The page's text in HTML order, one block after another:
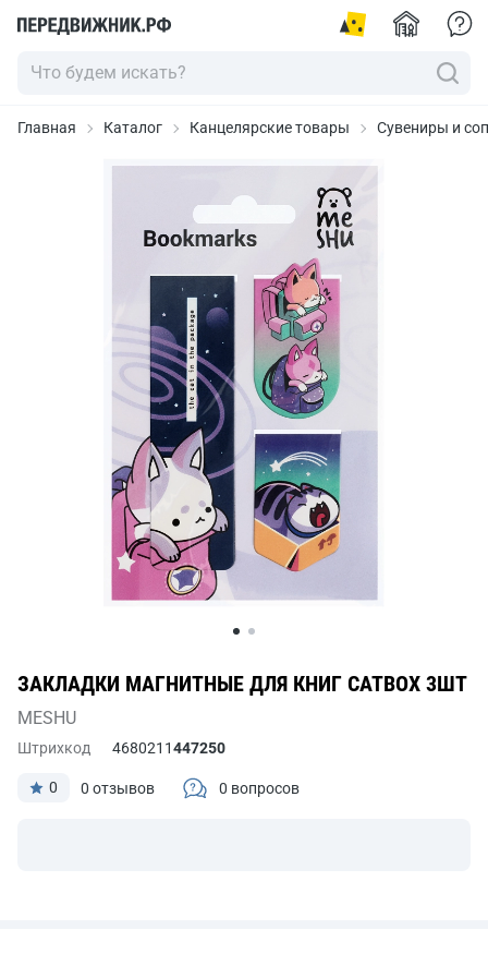
Главная Каталог Канцелярские товары Сувениры и
ЗАКЛАДКИ МАГНИТНЫЕ ДЛЯ КНИГ CATBOX 3ШТ
MESHU
0 0 отзывов 0 вопросов
Штрихкод 4680211447250